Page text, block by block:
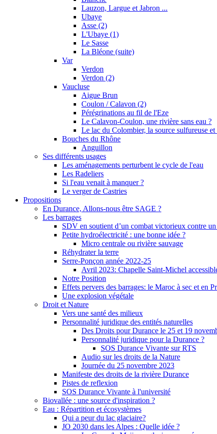
Lauzon, Largue et Jabron ...
Ubaye
Asse (2)
L'Ubaye (1)
Le Sasse
La Bléone (suite)
Var
Verdon
Verdon (2)
Vaucluse
Aigue Brun
Coulon / Calavon (2)
Pérégrinations au fil de l'Eze
Le Calavon-Coulon, une rivière sans eau ?
Le lac du Colombier, la source sulfureuse
Bouches du Rhône
Anguillon
Ses différents usages
Les aménagements perturbent le cycle de l'eau
Les Radeliers
Si l'eau venait à manquer ?
Le verger de Castries
Propositions
En Durance, Allons-nous être SAGE ?
Les barrages
SDV en soutient d’un combat victorieux contre un
Petite hydroélectricité : une bonne idée ?
Micro centrale ou rivière sauvage
Réhydrater la terre
Serre-Ponçon année 2022-25
Avril 2023: Chapelle Saint-Michel
Notre Position
Effets pervers des barrages: le Maroc à sec et en
Une explosion végétale
Droit et Nature
Vers une santé des milieux
Personnalité juridique des entités naturelles
Des Droits pour Durance le 25 et 19
Personnalité juridique pour la Durance ?
SOS Durance Vivante sur RTS
Audio sur les droits de la Nature
Journée du 25 novembre 2023
Manifeste des droits de la rivière Durance
Pistes de reflexion
SOS Durance Vivante à l'université
Biovallée : une source d'inspiration ?
Eau : Répartition et écosystèmes
Qui a peur du lac glaciaire?
JO 2030 dans les Alpes : Quelle idée ?